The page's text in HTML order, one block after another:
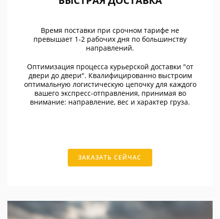
Время поставки при срочном тарифе не
превышает 1-2 рабочих дня по большинству
направлений.
Оптимизация процесса курьерской доставки "от
двери до двери". Квалифицированно выстроим
оптимальную логистическую цепочку для каждого
вашего экспресс-отправления, принимая во
внимание: направление, вес и характер груза.
ЗАКАЗАТЬ СЕЙЧАС